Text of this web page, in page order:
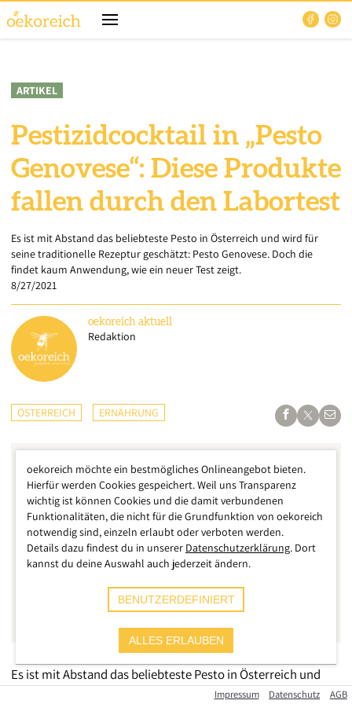
ARTIKEL
Pestizidcocktail in „Pesto
Genovese“: Diese Produkte
fallen durch den Labortest
Es ist mit Abstand das beliebteste Pesto in Österreich und wird für
seine traditionelle Rezeptur geschätzt: Pesto Genovese. Doch die
findet kaum Anwendung, wie ein neuer Test zeigt.
8/27/2021
oekoreich aktuell
Redaktion
ÖSTERREICH ERNÄHRUNG
Es ist mit Abstand das beliebteste Pesto in Österreich und
wird für seine traditionelle Rezeptur geschätzt: Pesto
Impressum Datenschutz AGB
oekoreich möchte ein bestmögliches Onlineangebot bieten.
Hierfür werden Cookies gespeichert. Weil uns Transparenz
wichtig ist können Cookies und die damit verbundenen
Funktionalitäten, die nicht für die Grundfunktion von oekoreich
notwendig sind, einzeln erlaubt oder verboten werden.
Details dazu findest du in unserer Datenschutzerklärung. Dort
kannst du deine Auswahl auch jederzeit ändern.
BENUTZERDEFINIERT
ALLES ERLAUBEN